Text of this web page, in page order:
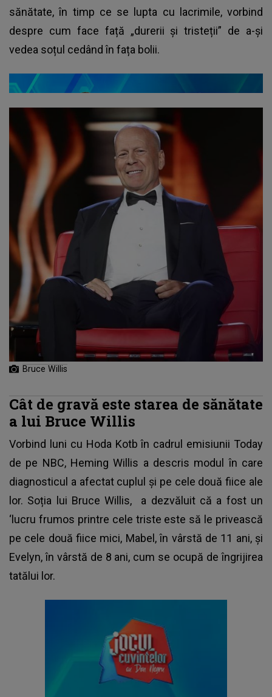
sănătate, în timp ce se lupta cu lacrimile, vorbind
despre cum face față „durerii și tristeții” de a-și
vedea soțul cedând în fața bolii.
Bruce Willis
Cât de gravă este starea de sănătate
a lui Bruce Willis
Vorbind luni cu Hoda Kotb în cadrul emisiunii Today
de pe NBC, Heming Willis a descris modul în care
diagnosticul a afectat cuplul şi pe cele două fiice ale
lor. Soția lui Bruce Willis, a dezvăluit că a fost un
‘lucru frumos printre cele triste este să le privească
pe cele două fiice mici, Mabel, în vârstă de 11 ani, și
Evelyn, în vârstă de 8 ani, cum se ocupă de îngrijirea
tatălui lor.